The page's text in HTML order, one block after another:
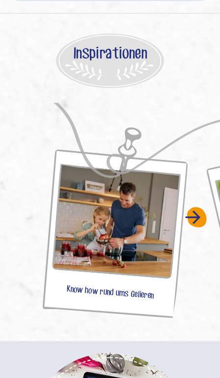
Inspirationen
Know how rund ums Gelieren